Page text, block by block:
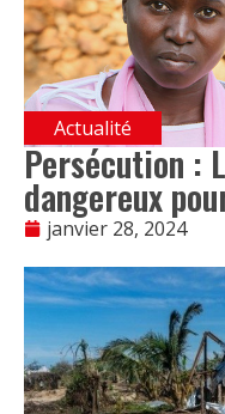
Actualité
Persécution :
dangereux
janvier 28, 2024